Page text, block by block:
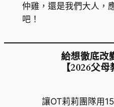
仲雞，還是我們大人，
吧！
給想徹底改
【2026父母
讓OT莉莉團隊用